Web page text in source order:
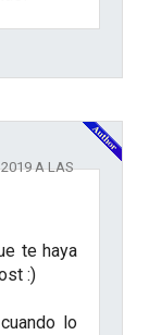
2019 A LAS
te haya
:)
lo